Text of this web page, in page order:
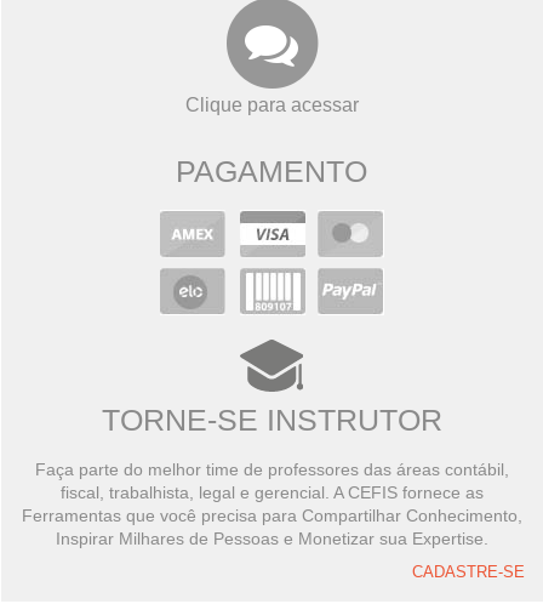
Clique para acessar
PAGAMENTO
TORNE-SE INSTRUTOR
Faça parte do melhor time de professores das áreas contábil,
fiscal, trabalhista, legal e gerencial. A CEFIS fornece as
Ferramentas que você precisa para Compartilhar Conhecimento,
Inspirar Milhares de Pessoas e Monetizar sua Expertise.
CADASTRE-SE